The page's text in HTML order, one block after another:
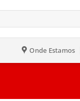
Onde Estamos